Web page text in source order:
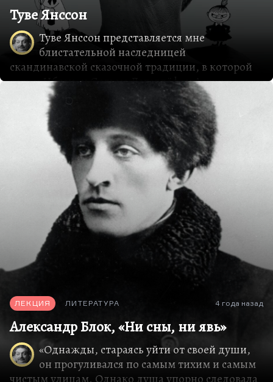
Туве Янссон
Туве Янссон представляется мне
блистательной наследницей
скандинавской сказочной традиции, в которой
есть и Ибсен, и Сельма Лагерлёф, и Астрид
Линдгрен, конечно, тоже, отчасти и Гамсун.
Дело в том, что скандинавская литература
немножко похожа на японскую, потому что
тоже это острова, фьорды, изрезанное такое
побережье, сравнительно малая территория,
довольно суровый климат и такое великое
прошлое, зверское: в одном месте викинговское,
в другом — самурайское. Страшный гнёт
традиции, и поэтому со страшной силой
вырывается из этой традиции отталкивающийся
от неё модерн — такие авторы, как Акутагава,
например, или весь «Кружок Белой Обезьяны».
А что касается Туве Янссон, то она,…
ЛЕКЦИЯ ЛИТЕРАТУРА 4 года назад
Александр Блок, «Ни сны, ни явь»
«Однажды, стараясь уйти от своей души,
он прогуливался по самым тихим и самым
чистым улицам. Однако душа упорно следовала